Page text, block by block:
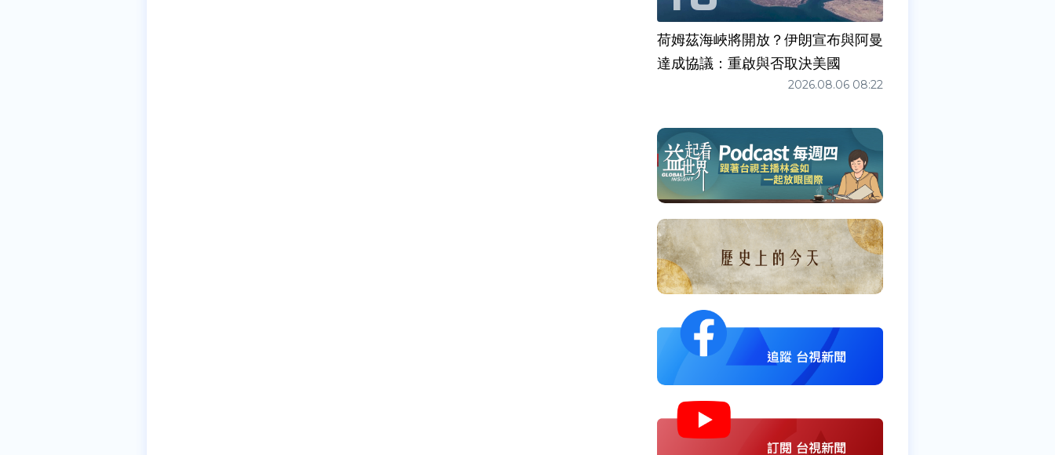
荷姆茲海峽將開放？伊朗宣布與阿曼
達成協議：重啟與否取決美國
2026.08.06 08:22